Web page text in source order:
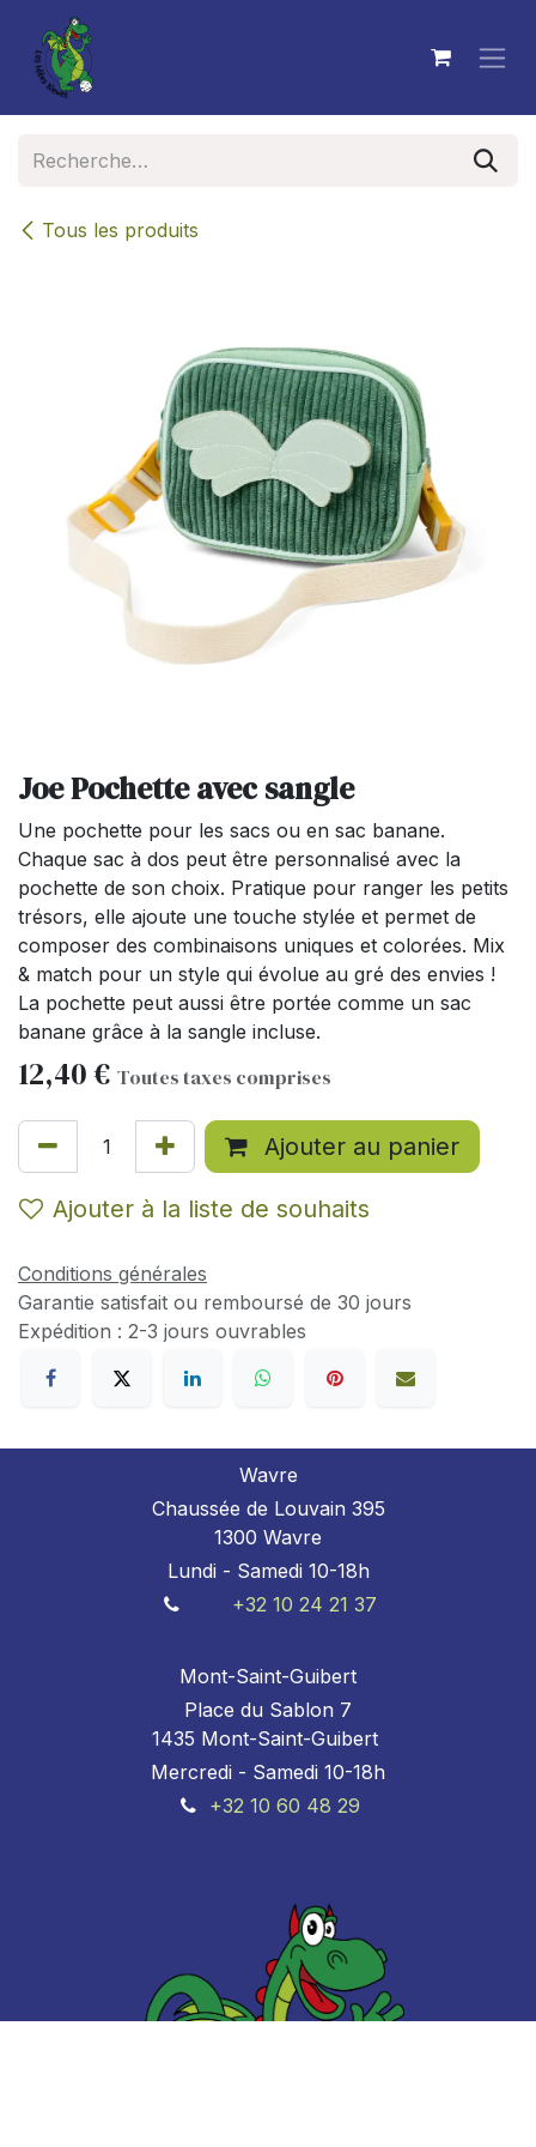
Se rendre au contenu
Tous les produits
Joe Pochette avec sangle
Une pochette pour les sacs ou en sac banane.
Chaque sac à dos peut être personnalisé avec la
pochette de son choix. Pratique pour ranger les petits
trésors, elle ajoute une touche stylée et permet de
composer des combinaisons uniques et colorées. Mix
& match pour un style qui évolue au gré des envies !
La pochette peut aussi être portée comme un sac
banane grâce à la sangle incluse.
12,40€ Toutes taxes comprises
Ajouter au panier
Ajouter à la liste de souhaits
Conditions générales
Garantie satisfait ou remboursé de 30 jours
Expédition : 2-3 jours ouvrables
Wavre
Chaussée de Louvain 395
1300 Wavre
Lundi - Samedi 10-18h
+32 10 24 21 37
Mont-Saint-Guibert
Place du Sablon 7
1435 Mont-Saint-Guibert
Mercredi - Samedi 10-18h
+32 10 60 48 29